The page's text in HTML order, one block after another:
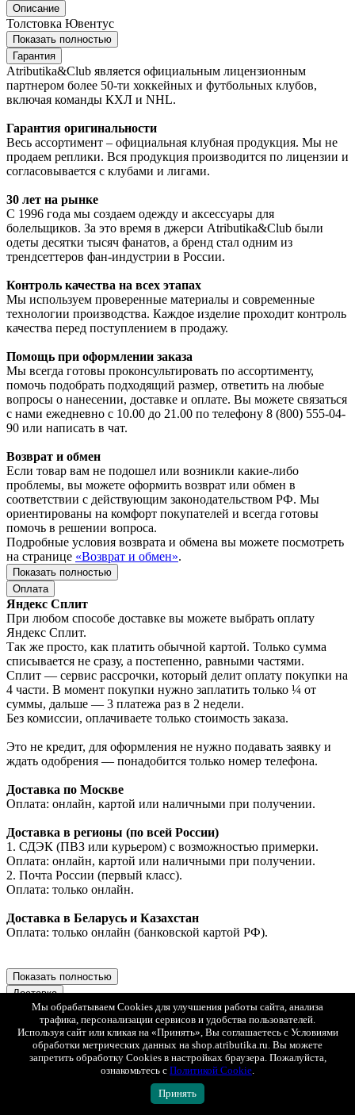
Описание
Толстовка Ювентус
Показать полностью
Гарантия
Atributika&Club является официальным лицензионным
партнером более 50-ти хоккейных и футбольных клубов,
включая команды КХЛ и NHL.
Гарантия оригинальности
Весь ассортимент – официальная клубная продукция. Мы не
продаем реплики. Вся продукция производится по лицензии и
согласовывается с клубами и лигами.
30 лет на рынке
С 1996 года мы создаем одежду и аксессуары для
болельщиков. За это время в джерси Atributika&Club были
одеты десятки тысяч фанатов, а бренд стал одним из
трендсеттеров фан-индустрии в России.
Контроль качества на всех этапах
Мы используем проверенные материалы и современные
технологии производства. Каждое изделие проходит контроль
качества перед поступлением в продажу.
Помощь при оформлении заказа
Мы всегда готовы проконсультировать по ассортименту,
помочь подобрать подходящий размер, ответить на любые
вопросы о нанесении, доставке и оплате. Вы можете связаться
с нами ежедневно с 10.00 до 21.00 по телефону 8 (800) 555-04-
90 или написать в чат.
Возврат и обмен
Если товар вам не подошел или возникли какие-либо
проблемы, вы можете оформить возврат или обмен в
соответствии с действующим законодательством РФ. Мы
ориентированы на комфорт покупателей и всегда готовы
помочь в решении вопроса.
Подробные условия возврата и обмена вы можете посмотреть
на странице «Возврат и обмен».
Показать полностью
Оплата
Яндекс Сплит
При любом способе доставке вы можете выбрать оплату
Яндекс Сплит.
Так же просто, как платить обычной картой. Только сумма
списывается не сразу, а постепенно, равными частями.
Сплит — сервис рассрочки, который делит оплату покупки на
4 части. В момент покупки нужно заплатить только ¼ от
суммы, дальше — 3 платежа раз в 2 недели.
Без комиссии, оплачиваете только стоимость заказа.
Это не кредит, для оформления не нужно подавать заявку и
ждать одобрения — понадобится только номер телефона.
Доставка по Москве
Оплата: онлайн, картой или наличными при получении.
Доставка в регионы (по всей России)
1. СДЭК (ПВЗ или курьером) с возможностью примерки.
Оплата: онлайн, картой или наличными при получении.
2. Почта России (первый класс).
Оплата: только онлайн.
Доставка в Беларусь и Казахстан
Оплата: только онлайн (банковской картой РФ).
Показать полностью
Доставка
Минимальная стоимость товаров в заказе для доставки - 1
000 рублей.
Заказы меньшей стоимостью можно забрать самовывозом в
магазине в Москве по адресу ул. Ленинская слобода 26 стр. 2
ТЦ "Глобал Молл", 2 этаж. Ежедневно с 10:00 до 22:00.
Мы доставляем заказы по всей России, Казахстану и
Мы обрабатываем Cookies для улучшения работы сайта, анализа
трафика, персонализации сервисов и удобства пользователей.
Используя сайт или кликая на «Принять», Вы соглашаетесь с Условиями
обработки метрических данных на shop.atributika.ru. Вы можете
запретить обработку Cookies в настройках браузера. Пожалуйста,
ознакомьтесь с Политикой Cookie.
Принять